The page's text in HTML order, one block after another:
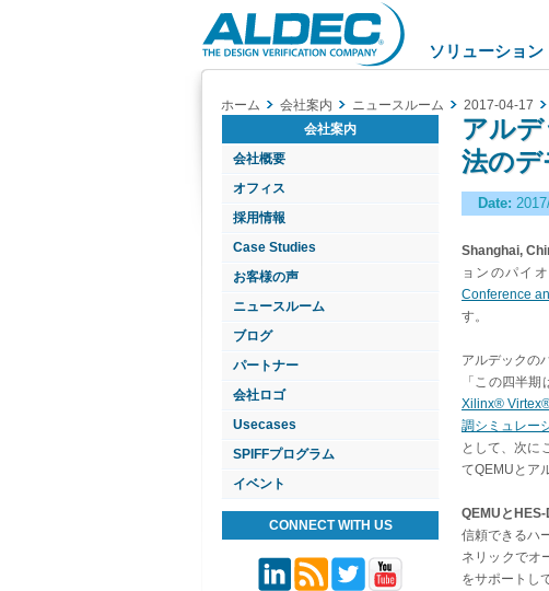
Aldec
Logo
ソリューション
ホーム 会社案内 ニュースルーム 2017-04-17
会社案内
会社概要
オフィス
採用情報
Case Studies
お客様の声
ニュースルーム
ブログ
パートナー
会社ロゴ
Usecases
SPIFFプログラム
イベント
CONNECT WITH US
アル
法の
Date:
Shanghai,
ョンのパイ
Conference
す。
アルデックの
「この四半
Xilinx®
調シミュレー
として、次に
てQEMUとア
QEMUと
信頼できるハ
ネリックでオ
をサポートし